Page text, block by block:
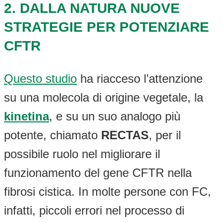
2. DALLA NATURA NUOVE
STRATEGIE PER POTENZIARE
CFTR
Questo studio ha riacceso l’attenzione
su una molecola di origine vegetale, la
kinetina, e su un suo analogo più
potente, chiamato RECTAS, per il
possibile ruolo nel migliorare il
funzionamento del gene CFTR nella
fibrosi cistica. In molte persone con FC,
infatti, piccoli errori nel processo di